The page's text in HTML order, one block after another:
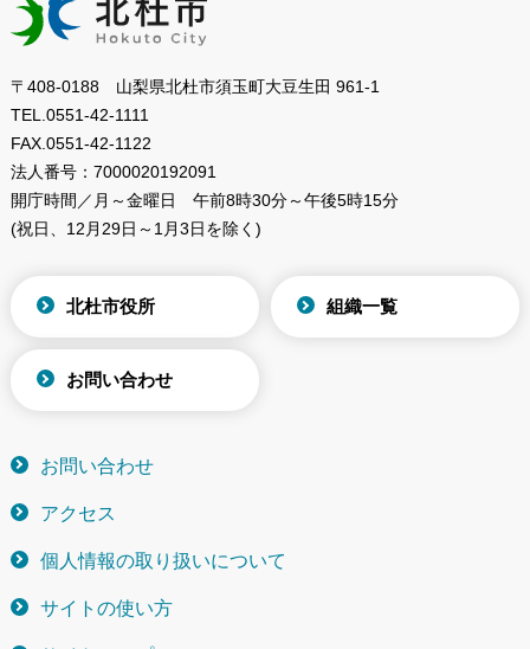
〒408-0188 山梨県北杜市須玉町大豆生田 961-1
TEL. 0551-42-1111
FAX. 0551-42-1122
法人番号： 7000020192091
開庁時間／月～金曜日
午前8時30分～午後5時15分
(祝日、12月29日～1月3日を除く)
北杜市役所 組織一覧
お問い合わせ
お問い合わせ
アクセス
個人情報の取り扱いについて
サイトの使い方